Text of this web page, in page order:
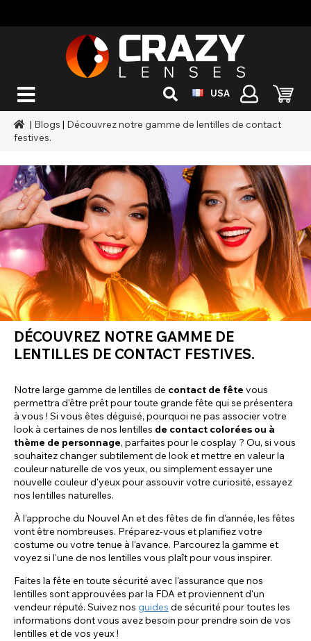
USA
| Blogs | Découvrez notre gamme de lentilles de contact
festives.
DÉCOUVREZ NOTRE GAMME DE
LENTILLES DE CONTACT FESTIVES.
Notre large gamme de lentilles de contact de fête vous
permettra d'être prêt pour toute grande fête qui se présentera
à vous ! Si vous êtes déguisé, pourquoi ne pas associer votre
look à certaines de nos lentilles de contact colorées ou à
thème de personnage, parfaites pour le cosplay ? Ou, si vous
souhaitez changer subtilement de look et mettre en valeur la
couleur naturelle de vos yeux, ou simplement essayer une
nouvelle couleur d'yeux pour assouvir votre curiosité, essayez
nos lentilles naturelles.
À l'approche du Nouvel An et des fêtes de fin d'année, les fêtes
vont être nombreuses. Préparez-vous et planifiez votre
costume ou votre tenue à l'avance. Parcourez la gamme et
voyez si l'une de nos lentilles vous plaît pour vous inspirer.
Faites la fête en toute sécurité avec l'assurance que nos
lentilles sont approuvées par la FDA et proviennent d'un
vendeur réputé. Suivez nos guides de sécurité pour toutes les
informations dont vous avez besoin pour prendre soin de vos
lentilles et de vos yeux !